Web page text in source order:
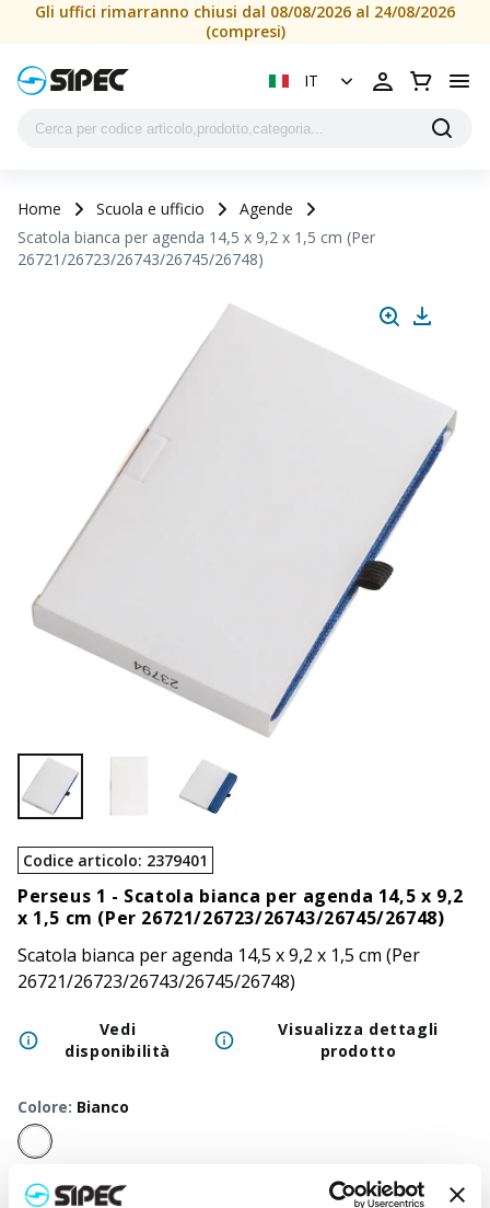
Gli uffici rimarranno chiusi dal 08/08/2026 al 24/08/2026
(compresi)
IT
Home Scuola e ufficio
Agende
Scatola bianca per agenda 14,5 x 9,2 x 1,5 cm (Per
26721/26723/26743/26745/26748)
Codice articolo: 2379401
Perseus 1 - Scatola bianca per agenda 14,5 x 9,2
x 1,5 cm (Per 26721/26723/26743/26745/26748)
Scatola bianca per agenda 14,5 x 9,2 x 1,5 cm (Per
26721/26723/26743/26745/26748)
Vedi
disponibilità
Visualizza dettagli
prodotto
Colore: Bianco
50+ 1000+ 2500
Scatola bianca per agenda 14,5 x 9,2 x 1,5 cm (Per 26721/